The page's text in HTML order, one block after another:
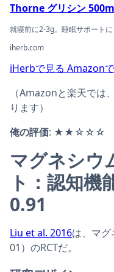
Thorne グリシン
就寝前に2-3g。睡眠サポートに
iherb.com
iHerbで見る Amazon
（Amazonと楽天では
ります）
俺の評価: ★★☆☆☆
マグネシウ
ト：認知機
0.91
Liu et al. 2016は、マ
01）のRCTだ。